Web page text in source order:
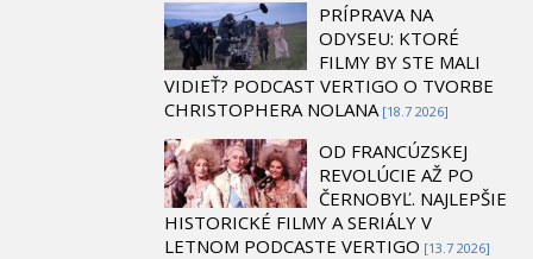
PRÍPRAVA NA
ODYSEU: KTORÉ
FILMY BY STE MALI
VIDIEŤ? PODCAST VERTIGO O TVORBE
CHRISTOPHERA NOLANA [18.7 2026]
OD FRANCÚZSKEJ
REVOLÚCIE AŽ PO
ČERNOBYĽ. NAJLEPŠIE
HISTORICKÉ FILMY A SERIÁLY V
LETNOM PODCASTE VERTIGO [13.7 2026]